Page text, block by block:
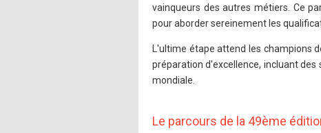
vainqueurs des autres métiers. Ce
pour aborder sereinement les
L'ultime étape attend les champions
préparation d'excellence, incluant
mondiale.
Le parcours de la 49ème